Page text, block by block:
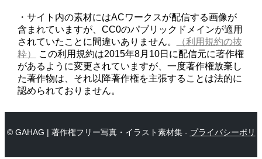
・サイト内の素材にはACワークスが配信する画像が
含まれていますが、CC0のパブリックドメインが適用
されていたことに間違いありません。
（利用規約の抜
粋）
この利用規約は2015年8月10日に配信元に著作権
があるように変更されていますが、一度著作権放棄し
た著作物は、それ以降著作権を主張することは法的に
認められておりません。
© GAHAG | 著作権フリー写真・イラスト素材集 - プライバシーポリ